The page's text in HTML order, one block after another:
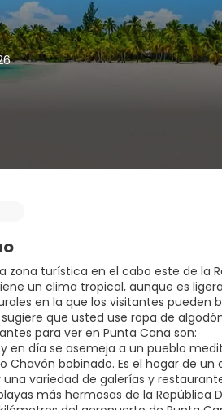
zona turística en el cabo este de la
un clima tropical, aunque es
en la que los visitantes pueden
que usted use ropa de
para ver en Punta Cana son:
en día se asemeja a un pueblo
Chavón bobinado. Es el hogar de
variedad de galerías y
más hermosas de la